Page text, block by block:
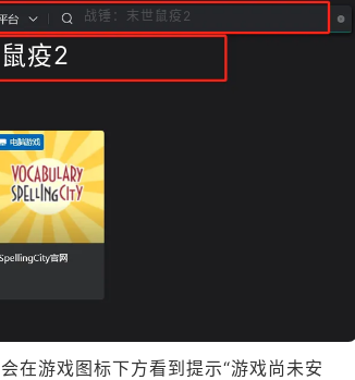
战锤：末世鼠疫2
疫2
在游戏图标下方看到提示“游戏尚未安